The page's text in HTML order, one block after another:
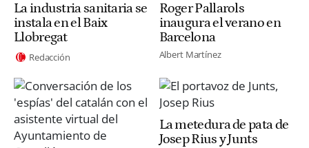
La industria sanitaria se
instala en el Baix
Llobregat
Redacción
Roger Pallarols
inaugura el verano en
Barcelona
Albert Martínez
La metedura de pata de
Josep Rius y Junts